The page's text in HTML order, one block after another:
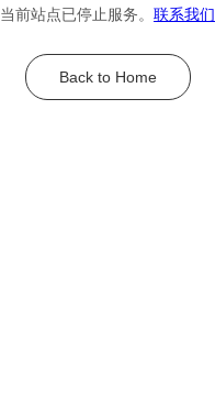
当前站点已停止服务。 联系我们
Back to Home